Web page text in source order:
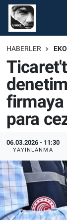
HABERLER
para
06.03.2026 - 11:30
YAYINLANMA
Gündem
Ekonomi
Spor
Magazin
Tüm
İletişim
Künye
Nöbetçi
Hava
Namaz
Trafik
Süper Lig
Tüm
Son
Haber